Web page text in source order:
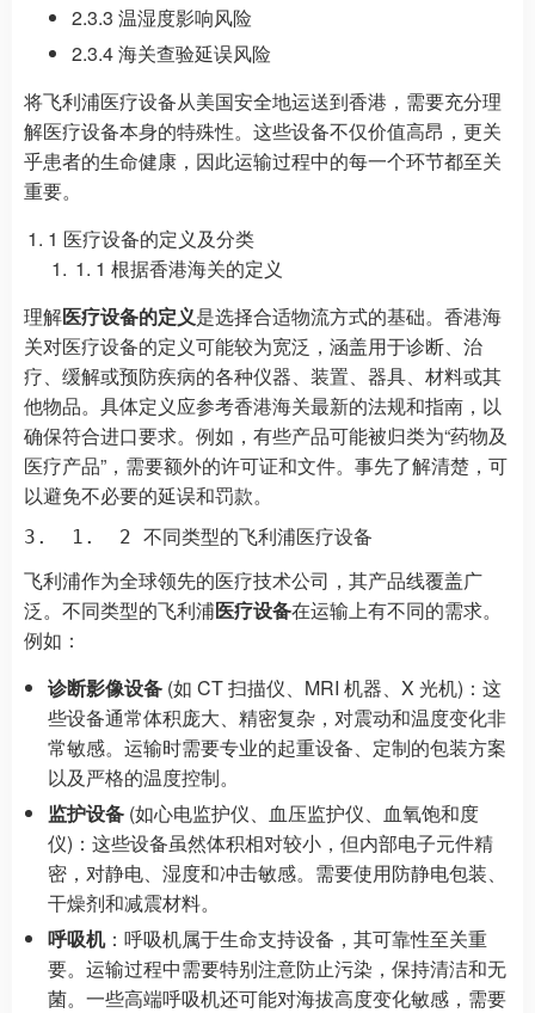
2.3.3 温湿度影响风险
2.3.4 海关查验延误风险
将飞利浦医疗设备从美国安全地运送到香港，需要充分理
解医疗设备本身的特殊性。这些设备不仅价值高昂，更关
乎患者的生命健康，因此运输过程中的每一个环节都至关
重要。
1 医疗设备的定义及分类
1 根据香港海关的定义
理解医疗设备的定义是选择合适物流方式的基础。香港海
关对医疗设备的定义可能较为宽泛，涵盖用于诊断、治
疗、缓解或预防疾病的各种仪器、装置、器具、材料或其
他物品。具体定义应参考香港海关最新的法规和指南，以
确保符合进口要求。例如，有些产品可能被归类为“药物及
医疗产品”，需要额外的许可证和文件。事先了解清楚，可
以避免不必要的延误和罚款。
飞利浦作为全球领先的医疗技术公司，其产品线覆盖广
泛。不同类型的飞利浦医疗设备在运输上有不同的需求。
例如：
诊断影像设备 (如 CT 扫描仪、MRI 机器、X 光机)：这
些设备通常体积庞大、精密复杂，对震动和温度变化非
常敏感。运输时需要专业的起重设备、定制的包装方案
以及严格的温度控制。
监护设备 (如心电监护仪、血压监护仪、血氧饱和度
仪)：这些设备虽然体积相对较小，但内部电子元件精
密，对静电、湿度和冲击敏感。需要使用防静电包装、
干燥剂和减震材料。
呼吸机：呼吸机属于生命支持设备，其可靠性至关重
要。运输过程中需要特别注意防止污染，保持清洁和无
菌。一些高端呼吸机还可能对海拔高度变化敏感，需要